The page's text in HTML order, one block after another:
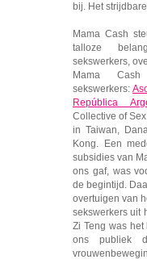
bij. Het strijdbare
Mama Cash
talloze
sekswerkers,
Mama
sekswerkers:
República
Collective of
in Taiwan,
Kong. Een
subsidies van
ons gaf, was
de begintijd.
overtuigen van
sekswerkers uit
Zi Teng was het
ons publiek